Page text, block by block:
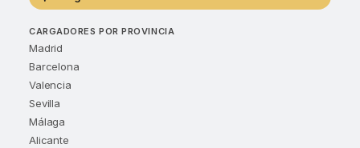
CARGADORES POR PROVINCIA
Madrid
Barcelona
Valencia
Sevilla
Málaga
Alicante